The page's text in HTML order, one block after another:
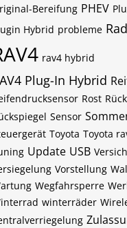
Bereifung PHEV
Hybrid probleme
rav4 hybrid
Plug-In Hybrid
Rost
Sensor
Toyota Toyota
Update USB
Vorstellung
Wegfahrsperre
winterräder